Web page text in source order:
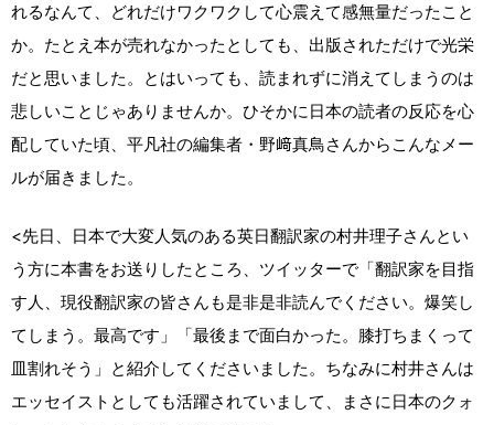
れるなんて、どれだけワクワクして心震えて感無量だったこと
か。たとえ本が売れなかったとしても、出版されただけで光栄
だと思いました。とはいっても、読まれずに消えてしまうのは
悲しいことじゃありませんか。ひそかに日本の読者の反応を心
配していた頃、平凡社の編集者・野﨑真鳥さんからこんなメー
ルが届きました。
<先日、日本で大変人気のある英日翻訳家の村井理子さんとい
う方に本書をお送りしたところ、ツイッターで「翻訳家を目指
す人、現役翻訳家の皆さんも是非是非読んでください。爆笑し
てしまう。最高です」「最後まで面白かった。膝打ちまくって
皿割れそう」と紹介してくださいました。ちなみに村井さんは
エッセイストとしても活躍されていまして、まさに日本のクォ